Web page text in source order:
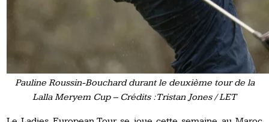
Pauline Roussin-Bouchard durant le deuxième tour de la
Lalla Meryem Cup – Crédits : Tristan Jones / LET